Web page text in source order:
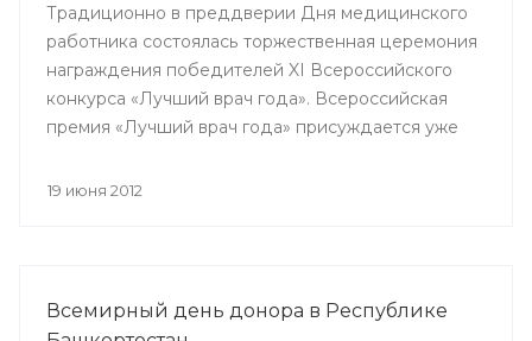
Традиционно в преддверии Дня медицинского
работника состоялась торжественная церемония
награждения победителей XI Всероссийского
конкурса «Лучший врач года». Всероссийская
премия «Лучший врач года» присуждается уже
лучшего боролись специалисты со всей страны.
19 июня 2012
Всемирный день донора в Республике